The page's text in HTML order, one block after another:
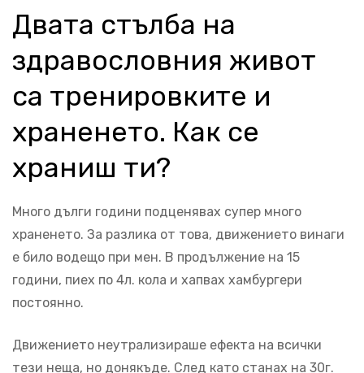
Двата стълба на
здравословния живот
са тренировките и
храненето. Как се
храниш ти?
Много дълги години подценявах супер много
храненето. За разлика от това, движението винаги
е било водещо при мен. В продължение на 15
години, пиех по 4л. кола и хапвах хамбургери
постоянно.
Движението неутрализираше ефекта на всички
тези неща, но донякъде. След като станах на 30г.